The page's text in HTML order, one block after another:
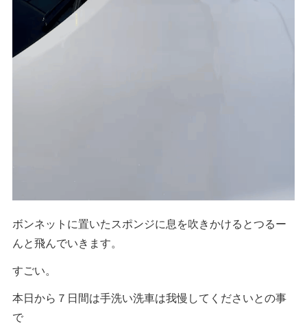
ボンネットに置いたスポンジに息を吹きかけるとつるー
んと飛んでいきます。
すごい。
本日から７日間は手洗い洗車は我慢してくださいとの事
で